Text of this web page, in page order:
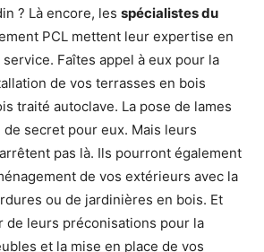
? Là encore, les spécialistes du
PCL mettent leur expertise en
Faîtes appel à eux pour la
de vos terrasses en bois
traité autoclave. La pose de lames
de secret pour eux. Mais leurs
pas là. Ils pourront également
de vos extérieurs avec la
ou de jardinières en bois. Et
de leurs préconisations pour la
et la mise en place de vos